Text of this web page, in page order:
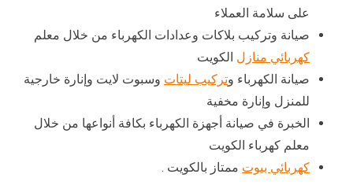
على سلامة العملاء
صيانة وتركيب بلاكات وعدادات الكهرباء من خلال معلم
كهربائي منازل الكويت
صيانة الكهرباء وتركيب ليتات وسبوت لايت وإنارة خارجية
للمنزل وإنارة مخفية
الخبرة في صيانة أجهزة الكهرباء بكافة أنواعها من خلال
معلم كهرباء الكويت
كهربائي بيوت ممتاز بالكويت .